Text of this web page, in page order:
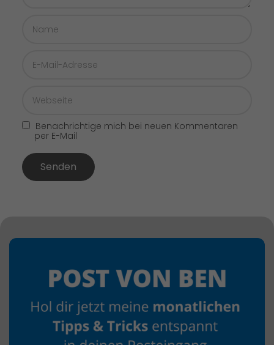
Benachrichtige mich bei neuen Kommentaren
per E-Mail
Senden